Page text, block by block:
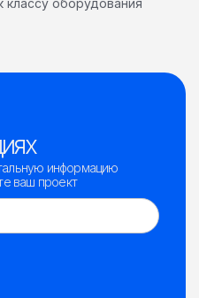
классу оборудования
информацию
ваш проект